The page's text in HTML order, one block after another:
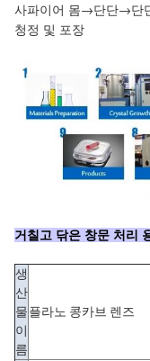
사파이어 몸→단단→
청정 및 포장
거칠고 닦은 창문 처리
생
산
물
이
름
플라노 콩카브 렌즈